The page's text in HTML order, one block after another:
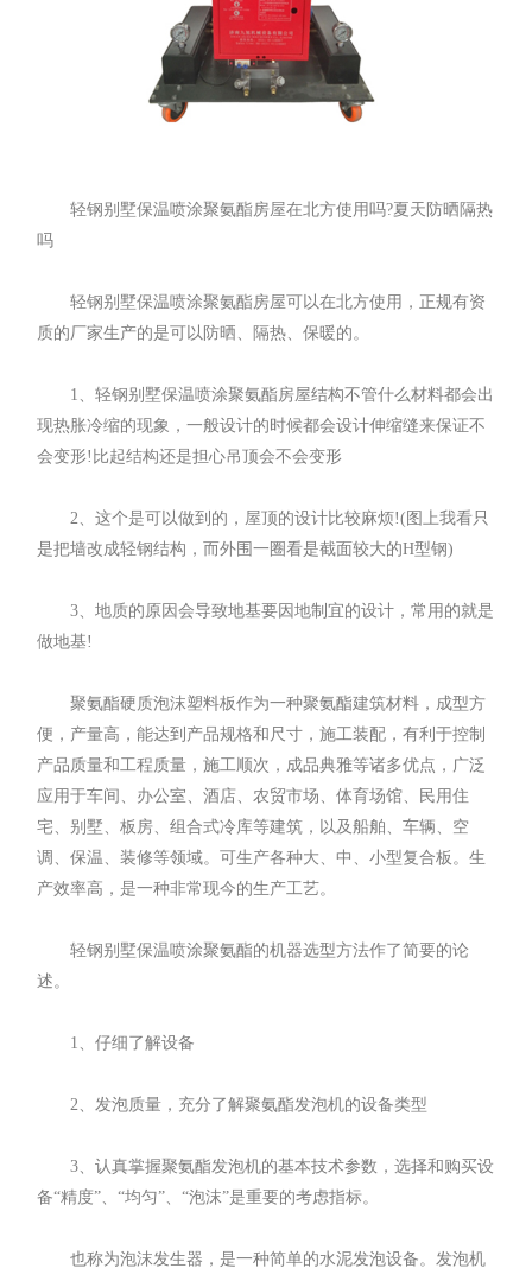
轻钢别墅保温喷涂聚氨酯房屋在北方使用吗?夏天防晒隔热
吗
轻钢别墅保温喷涂聚氨酯房屋可以在北方使用，正规有资
质的厂家生产的是可以防晒、隔热、保暖的。
1、轻钢别墅保温喷涂聚氨酯房屋结构不管什么材料都会出
现热胀冷缩的现象，一般设计的时候都会设计伸缩缝来保证不
会变形!比起结构还是担心吊顶会不会变形
2、这个是可以做到的，屋顶的设计比较麻烦!(图上我看只
是把墙改成轻钢结构，而外围一圈看是截面较大的H型钢)
3、地质的原因会导致地基要因地制宜的设计，常用的就是
做地基!
聚氨酯硬质泡沫塑料板作为一种聚氨酯建筑材料，成型方
便，产量高，能达到产品规格和尺寸，施工装配，有利于控制
产品质量和工程质量，施工顺次，成品典雅等诸多优点，广泛
应用于车间、办公室、酒店、农贸市场、体育场馆、民用住
宅、别墅、板房、组合式冷库等建筑，以及船舶、车辆、空
调、保温、装修等领域。可生产各种大、中、小型复合板。生
产效率高，是一种非常现今的生产工艺。
轻钢别墅保温喷涂聚氨酯的机器选型方法作了简要的论
述。
1、仔细了解设备
2、发泡质量，充分了解聚氨酯发泡机的设备类型
3、认真掌握聚氨酯发泡机的基本技术参数，选择和购买设
备“精度”、“均匀”、“泡沫”是重要的考虑指标。
也称为泡沫发生器，是一种简单的水泥发泡设备。发泡机